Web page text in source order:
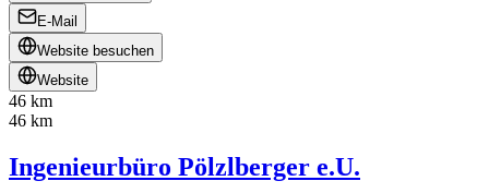
E-Mail
Website besuchen
Website
46 km
46 km
Ingenieurbüro Pölzlberger e.U.